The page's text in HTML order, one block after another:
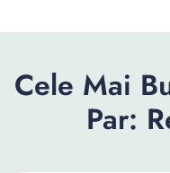
Cele Mai
Par: